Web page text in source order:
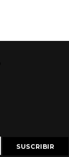
SUSCRIBIR